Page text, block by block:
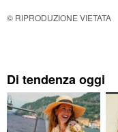
© RIPRODUZIONE VIETATA
Di tendenza oggi